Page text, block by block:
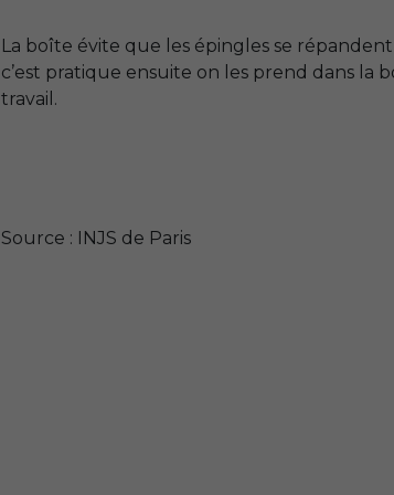
La boîte évite que les épingles se
c’est pratique ensuite on les prend dans la
travail.
Source : INJS de Paris